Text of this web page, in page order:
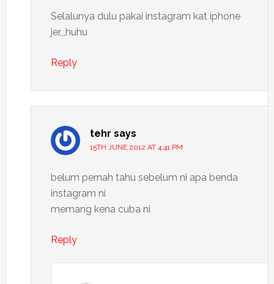
Selalunya dulu pakai instagram kat iphone
jer,,,huhu
Reply
tehr says
15TH JUNE 2012 AT 4:41 PM
belum pernah tahu sebelum ni apa benda
instagram ni
memang kena cuba ni
Reply